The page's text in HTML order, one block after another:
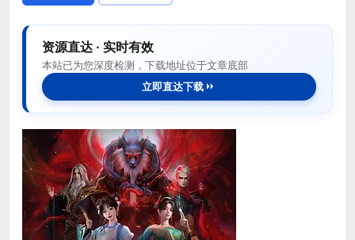
资源直达 · 实时有效
本站已为您深度检测，下载地址位于文章底部
立即直达下载